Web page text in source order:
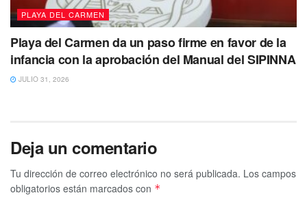
PLAYA DEL CARMEN
Playa del Carmen da un paso firme en favor de la
infancia con la aprobación del Manual del SIPINNA
JULIO 31, 2026
Deja un comentario
Tu dirección de correo electrónico no será publicada. Los campos
obligatorios están marcados con *